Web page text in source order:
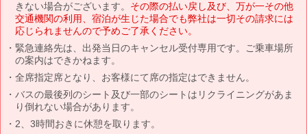
きない場合がございます。 その際の払い戻し及び、万が一その他
交通機関の利用、宿泊が生じた場合でも弊社は一切その請求には
応じられませんので予めご了承ください。
緊急連絡先は、出発当日のキャンセル受付専用です。ご乗車場所
の案内はできかねます。
全席指定席となり、お客様にて席の指定はできません。
バスの最後列のシート及び一部のシートはリクライニングがあま
り倒れない場合があります。
2、3時間おきに休憩を取ります。